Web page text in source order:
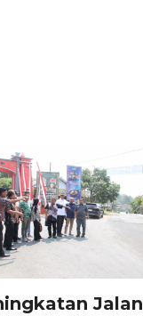
Jalan